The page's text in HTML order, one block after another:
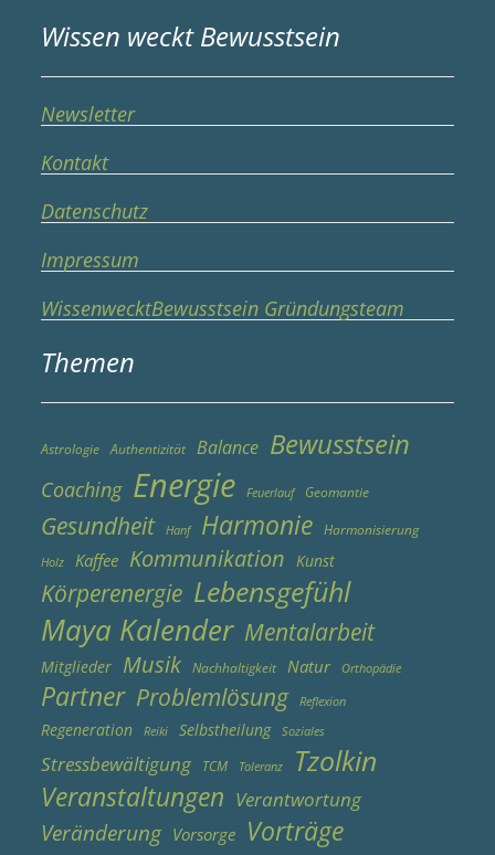
Wissen weckt Bewusstsein
Newsletter
Kontakt
Datenschutz
Impressum
WissenwecktBewusstsein Gründungsteam
Themen
Astrologie Authentizität Balance Bewusstsein
Coaching Energie Feuerlauf Geomantie
Gesundheit Hanf Harmonie Harmonisierung
Holz Kaffee Kommunikation Kunst
Körperenergie Lebensgefühl
Maya Kalender Mentalarbeit
Mitglieder Musik Nachhaltigkeit Natur Orthopädie
Partner Problemlösung Reflexion
Regeneration Reiki Selbstheilung Soziales
Stressbewältigung TCM Toleranz Tzolkin
Veranstaltungen Verantwortung
Veränderung Vorsorge Vorträge